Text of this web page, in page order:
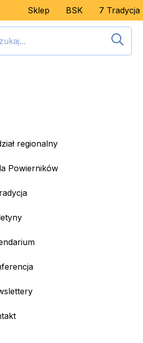
Sklep BSK 7 Tradycja
regionalny
Powierników